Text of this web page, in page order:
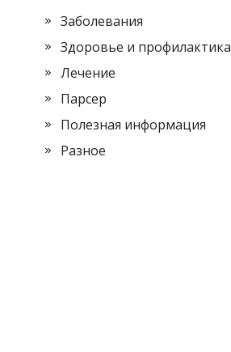
Заболевания
Здоровье и профилактика
Лечение
Парсер
Полезная информация
Разное